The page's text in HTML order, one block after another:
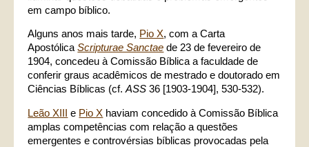
em campo bíblico.
Alguns anos mais tarde, Pio X, com a Carta
ApostólicaScripturae Sanctae de 23 de fevereiro de
1904, concedeu à Comissão Bíblica a faculdade de
conferir graus acadêmicos de mestrado e doutorado em
Ciências Bíblicas (cf.ASS36 [1903-1904], 530-532).
Leão XIII e Pio X haviam concedido à Comissão Bíblica
amplas competências com relação a questões
emergentes e controvérsias bíblicas provocadas pela